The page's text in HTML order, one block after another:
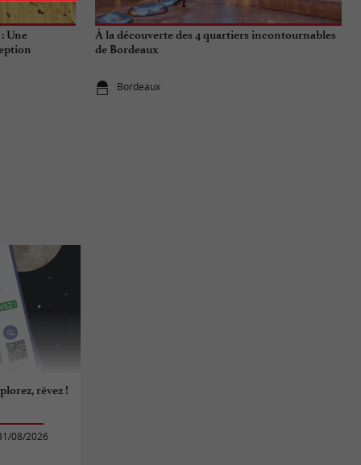
Une
À la découverte des 4 quartiers incontournables
de Bordeaux
Bordeaux
rêvez !
08/2026